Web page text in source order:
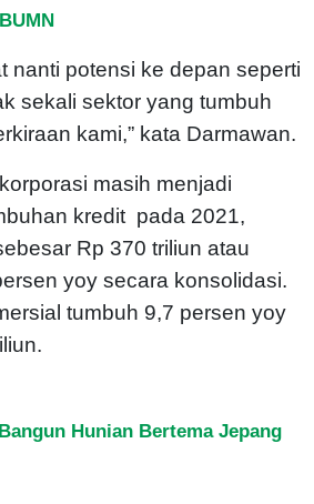
nanti potensi ke depan seperti
sekali sektor yang tumbuh
kami,” kata Darmawan.
masih menjadi
kredit pada 2021,
Rp 370 triliun atau
yoy secara konsolidasi.
tumbuh 9,7 persen yoy
Hunian Bertema Jepang